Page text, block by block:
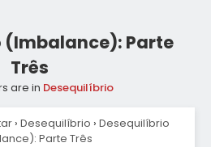
(Imbalance): Parte
Três
are in Desequilíbrio
› Desequilíbrio › Desequilíbrio
Parte Três